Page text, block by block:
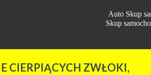
Auto Skup
Skup
CIERPIĄCYCH ZWŁOKI,